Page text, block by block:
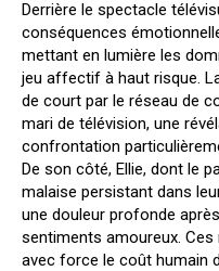
Derrière le spectacle
conséquences
mettant en lumière les
jeu affectif à haut risque.
de court par le réseau de
mari de télévision, une
confrontation
De son côté, Ellie, dont le
malaise persistant dans
une douleur profonde
sentiments amoureux.
avec force le coût humain